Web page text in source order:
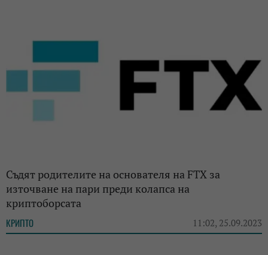
Съдят родителите на основателя на FTX за
източване на пари преди колапса на
криптоборсата
КРИПТО 11:02, 25.09.2023